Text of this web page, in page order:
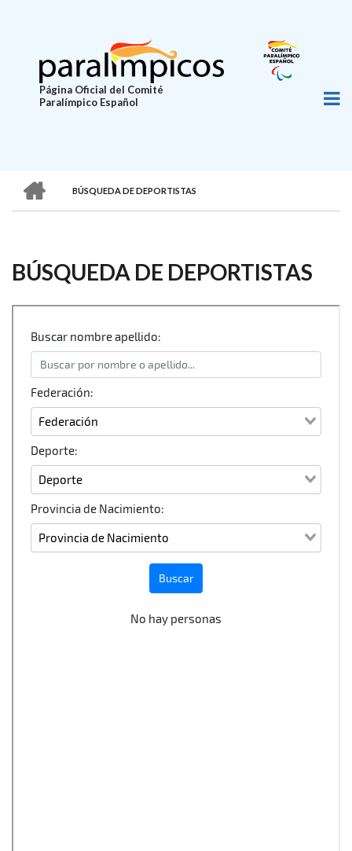
principal
Página Oficial del Comité
Paralímpico Español
SOBRESCRIBIR
DE
AYUDA
A
LA
NAVEGACIÓN
BÚSQUEDA DE DEPORTISTAS
BÚSQUEDA DE DEPORTISTAS